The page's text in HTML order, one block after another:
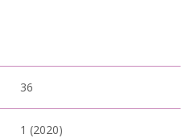
36
1 (2020)